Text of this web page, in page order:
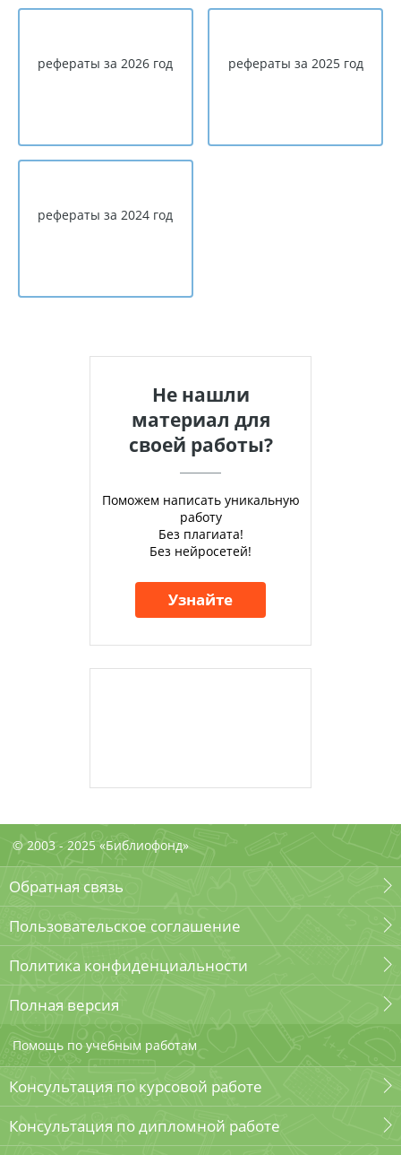
рефераты за 2026 год рефераты за 2025 год
рефераты за 2024 год
Не нашли
материал для
своей работы?
Поможем написать уникальную
работу
Без плагиата!
Без нейросетей!
Узнайте
© 2003 - 2025 «Библиофонд»
Обратная связь
Пользовательское соглашение
Политика конфиденциальности
Полная версия
Помощь по учебным работам
Консультация по курсовой работе
Консультация по дипломной работе